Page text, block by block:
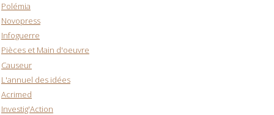
Polémia
Novopress
Infoguerre
Pièces et Main d'oeuvre
Causeur
L'annuel des idées
Acrimed
Investig'Action